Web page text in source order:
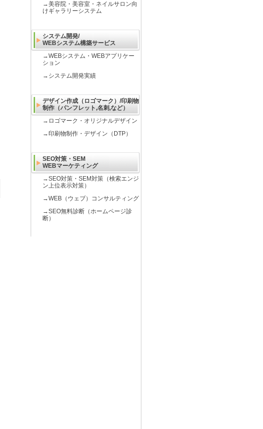
→美容院・美容室・ネイルサロン向
けギャラリーシステム
システム開発/
WEBシステム構築サービス
→WEBシステム・WEBアプリケー
ション
→ システム開発実績
デザイン作成（ロゴマーク）/印刷物
制作（パンフレット,名刺,など）
→ ロゴマーク・オリジナルデザイン
→印刷物制作・デザイン（DTP）
SEO対策・SEM
WEBマーケティング
→SEO対策・SEM対策（検索エンジ
ン上位表示対策）
→WEB（ウェブ）コンサルティング
→SEO無料診断（ホームページ診
断）